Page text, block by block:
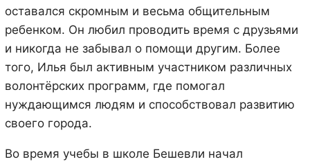
оставался скромным и весьма общительным
ребенком. Он любил проводить время с друзьями
и никогда не забывал о помощи другим. Более
того, Илья был активным участником различных
волонтёрских программ, где помогал
нуждающимся людям и способствовал развитию
своего города.
Во время учебы в школе Бешевли начал